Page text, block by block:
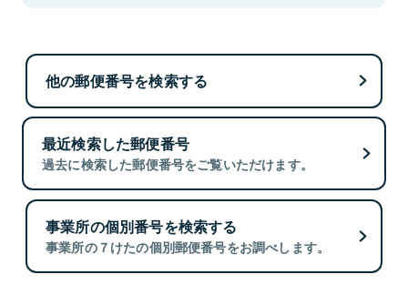
他の郵便番号を検索する
最近検索した郵便番号
過去に検索した郵便番号をご覧いただけます。
事業所の個別番号を検索する
事業所の７けたの個別郵便番号をお調べします。